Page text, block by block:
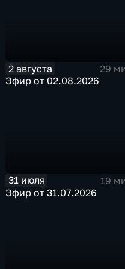
2 августа
29
Эфир от 02.08.2026
31 июля
19
Эфир от 31.07.2026